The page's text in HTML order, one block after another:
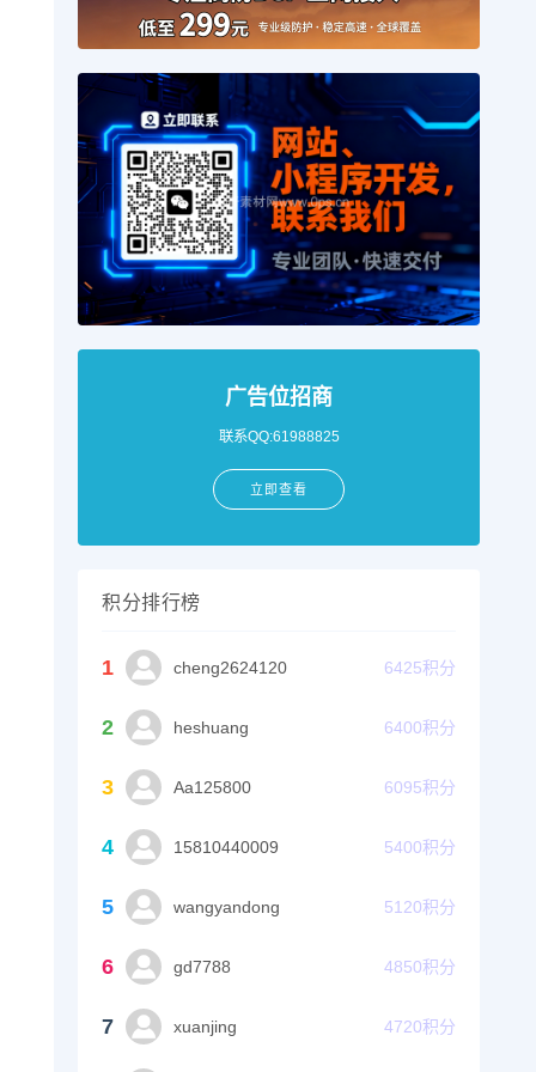
广告位招商
联系QQ:61988825
立即查看
积分排行榜
1 cheng2624120 6425积分
2 heshuang 6400积分
3 Aa125800 6095积分
4 15810440009 5400积分
5 wangyandong 5120积分
6 gd7788 4850积分
7 xuanjing 4720积分